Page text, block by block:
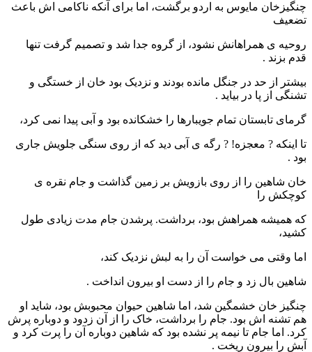
چنگیزخان مایوس به اردو برگشت، اما برای آنکه ناکامی اش باعث
تضعیف
روحیه ی همراهانش نشود، از گروه جدا شد و تصمیم گرفت تنها
قدم بزند .
بیشتر از حد در جنگل مانده بودند و نزدیک بود خان از خستگی و
تشنگی از پا در بیاید .
گرمای تابستان تمام جویبارها را خشکانده بود و آبی پیدا نمی کرد،
تا اینکه ? معجزه! ? رگه ی آبی دید که از روی سنگی جلویش جاری
بود .
خان شاهین را از روی بازویش بر زمین گذاشت و جام نقره ی
کوچکش را
که همیشه همراهش بود، برداشت. پرشدن جام مدت زیادی طول
کشید،
اما وقتی می خواست آن را به لبش نزدیک کند،
شاهین بال زد و جام را از دست او بیرون انداخت .
چنگیز خان خشمگین شد، اما شاهین حیوان محبوبش بود، شاید او
هم تشنه اش بود. جام را برداشت، خاک را از آن زدود و دوباره پرش
کرد. اما جام تا نیمه پر نشده بود که شاهین دوباره آن را پرت کرد و
آبش را بیرون ریخت .